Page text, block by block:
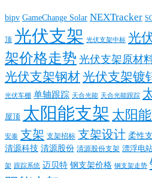
bipv GameChange Solar NEXTracker
顶 光伏支架 光伏支架中标 光
架价格走势 光伏支架原材
光伏支架钢材光伏支架镀
光伏车棚 单轴跟踪 天合光能 天合光能跟踪
屋顶 太阳能支架 太阳
安泰 支架 支架招标 支架设计 柔性
清源科技 清源股份 清源股份支架 漂浮电
架 跟踪系统 迈贝特 钢支架价格 钢支架走势